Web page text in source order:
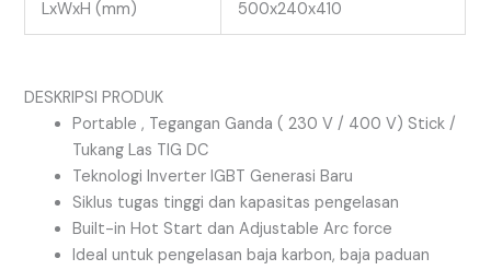
LxWxH (mm) 500x240x410
DESKRIPSI PRODUK
Portable , Tegangan Ganda ( 230 V / 400 V) Stick /
Tukang Las TIG DC
Teknologi Inverter IGBT Generasi Baru
Siklus tugas tinggi dan kapasitas pengelasan
Built-in Hot Start dan Adjustable Arc force
Ideal untuk pengelasan baja karbon, baja paduan